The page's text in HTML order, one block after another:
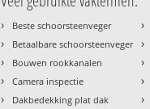
› Beste schoorsteenveger
› Betaalbare schoorsteenveger
› Bouwen rookkanalen
› Camera inspectie
› Dakbedekking plat dak
›
›
›
›
›